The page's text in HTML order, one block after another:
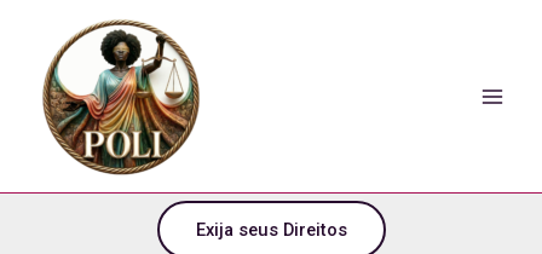
conteúdo
conteúdo
Exija seus Direitos